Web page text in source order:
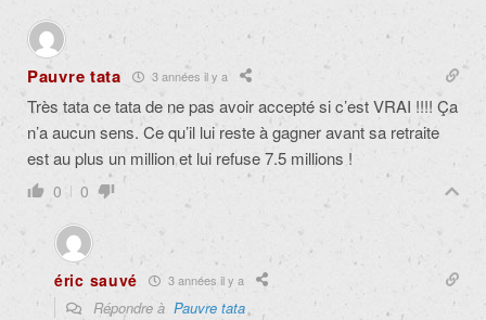
Pauvre tata 3 années il y a
Très tata ce tata de ne pas avoir accepté si c’est VRAI !!!! Ça
n’a aucun sens. Ce qu’il lui reste à gagner avant sa retraite
est au plus un million et lui refuse 7.5 millions !
0 0
éric sauvé 3 années il y a
Répondre à Pauvre tata